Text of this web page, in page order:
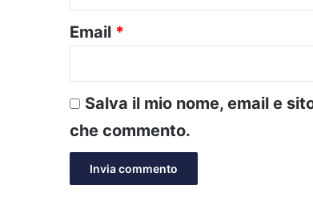
Email *
Salva il mio nome, email e
che commento.